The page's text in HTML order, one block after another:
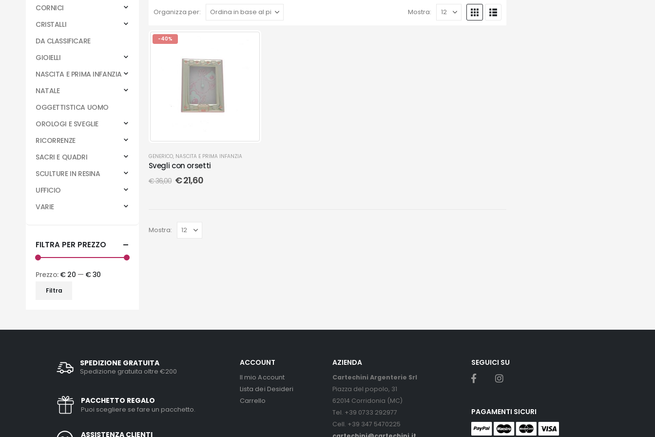
Organizza per: Mostra:
-40%
GENERICO, NASCITA E PRIMA INFANZIA
Svegli con orsetti
€36,00 €21,60
Mostra:
CORNICI
CRISTALLI
DA CLASSIFICARE
GIOIELLI
NASCITA E PRIMA INFANZIA
NATALE
OGGETTISTICA UOMO
OROLOGI E SVEGLIE
RICORRENZE
SACRI E QUADRI
SCULTURE IN RESINA
UFFICIO
VARIE
FILTRA PER PREZZO
Filtra
Prezzo: € 20 — € 30
SPEDIZIONE GRATUITA
Spedizione gratuita oltre €200
PACCHETTO REGALO
Puoi scegliere se fare un pacchetto.
ASSISTENZA CLIENTI
ACCOUNT
Il mio Account
Lista dei Desideri
Carrello
AZIENDA
Cartechini Argenterie Srl
Piazza del popolo, 31
62014 Corridonia (MC)
Tel. +39 0733 292977
Cell. +39 347 5470225
SEGUICI SU
PAGAMENTI SICURI